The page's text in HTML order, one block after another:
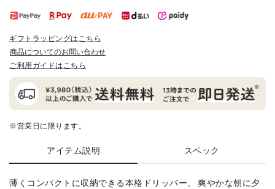
ギフトラッピングはこちら
商品についてのお問い合わせ
ご利用ガイドはこちら
※営業日に限ります。
アイテム説明 スペック
薄くコンパクトに収納できる本格ドリッパー。 爽やかな朝に夕